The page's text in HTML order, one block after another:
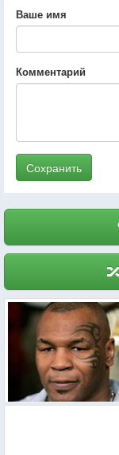
Ваше имя
Комментарий
Сохранить